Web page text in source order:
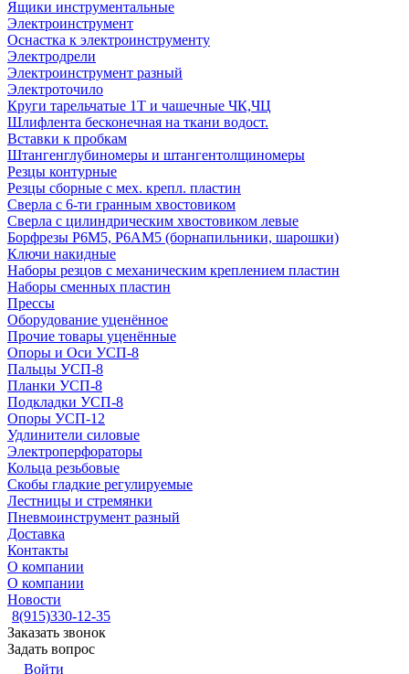
Ящики инструментальные
Электроинструмент
Оснастка к электроинструменту
Электродрели
Электроинструмент разный
Электроточило
Круги тарельчатые 1Т и чашечные ЧК,ЧЦ
Шлифлента бесконечная на ткани водост.
Вставки к пробкам
Штангенглубиномеры и штангентолщиномеры
Резцы контурные
Резцы сборные с мех. крепл. пластин
Сверла с 6-ти гранным хвостовиком
Сверла с цилиндрическим хвостовиком левые
Борфрезы Р6М5, Р6АМ5 (борнапильники, шарошки)
Ключи накидные
Наборы резцов с механическим креплением пластин
Наборы сменных пластин
Прессы
Оборудование уценённое
Прочие товары уценённые
Опоры и Оси УСП-8
Пальцы УСП-8
Планки УСП-8
Подкладки УСП-8
Опоры УСП-12
Удлинители силовые
Электроперфораторы
Кольца резьбовые
Скобы гладкие регулируемые
Лестницы и стремянки
Пневмоинструмент разный
Доставка
Контакты
О компании
О компании
Новости
8(915)330-12-35
Заказать звонок
Задать вопрос
Войти